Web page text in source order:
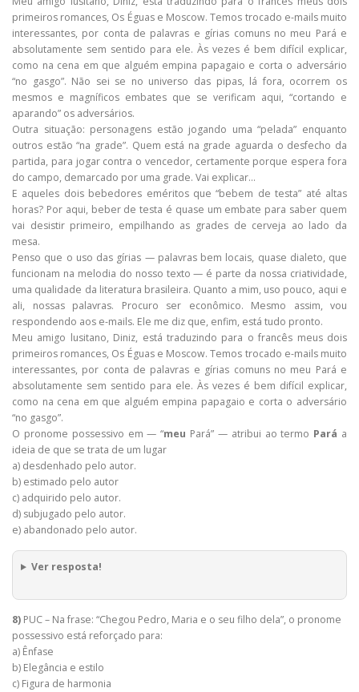
primeiros romances, Os Éguas e Moscow. Temos trocado e-mails muito
interessantes, por conta de palavras e gírias comuns no meu Pará e
absolutamente sem sentido para ele. Às vezes é bem difícil explicar,
como na cena em que alguém empina papagaio e corta o adversário
“no gasgo”. Não sei se no universo das pipas, lá fora, ocorrem os
mesmos e magníficos embates que se verificam aqui, “cortando e
aparando” os adversários.
Outra situação: personagens estão jogando uma “pelada” enquanto
outros estão “na grade”. Quem está na grade aguarda o desfecho da
partida, para jogar contra o vencedor, certamente porque espera fora
do campo, demarcado por uma grade. Vai explicar…
E aqueles dois bebedores eméritos que “bebem de testa” até altas
horas? Por aqui, beber de testa é quase um embate para saber quem
vai desistir primeiro, empilhando as grades de cerveja ao lado da
mesa.
Penso que o uso das gírias — palavras bem locais, quase dialeto, que
funcionam na melodia do nosso texto — é parte da nossa criatividade,
uma qualidade da literatura brasileira. Quanto a mim, uso pouco, aqui e
ali, nossas palavras. Procuro ser econômico. Mesmo assim, vou
respondendo aos e-mails. Ele me diz que, enfim, está tudo pronto.
Meu amigo lusitano, Diniz, está traduzindo para o francês meus dois
primeiros romances, Os Éguas e Moscow. Temos trocado e-mails muito
interessantes, por conta de palavras e gírias comuns no meu Pará e
absolutamente sem sentido para ele. Às vezes é bem difícil explicar,
como na cena em que alguém empina papagaio e corta o adversário
“no gasgo”.
O pronome possessivo em — “meu Pará” — atribui ao termo Pará a
ideia de que se trata de um lugar
a) desdenhado pelo autor.
b) estimado pelo autor
c) adquirido pelo autor.
d) subjugado pelo autor.
e) abandonado pelo autor.
Ver resposta!
8) PUC – Na frase: “Chegou Pedro, Maria e o seu filho dela”, o pronome
possessivo está reforçado para:
a) Ênfase
b) Elegância e estilo
c) Figura de harmonia